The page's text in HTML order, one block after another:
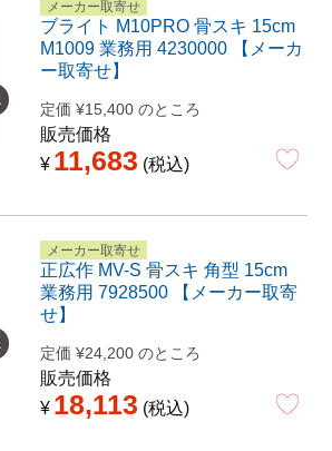
メーカー取寄せ
ブライト M10PRO 骨スキ 15cm
M1009 業務用 4230000 【メーカ
ー取寄せ】
定価 ¥15,400 のところ
販売価格
¥ 11,683 税込
メーカー取寄せ
正広作 MV-S 骨スキ 角型 15cm
業務用 7928500 【メーカー取寄
せ】
定価 ¥24,200 のところ
販売価格
¥ 18,113 税込